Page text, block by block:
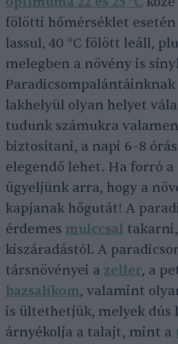
fölötti hőmérséklet esetén
lassul, 40 °C fölött leáll,
melegben a növény is
Paradicsompalántáinknak
lakhelyül olyan helyet
tudunk számukra
biztosítani, a napi 6–8
elegendő lehet. Ha forró
ügyeljünk arra, hogy a
kapjanak hőgutát! A
érdemes mulccsal
kiszáradástól. A
társnövényei a zeller, a
bazsalikom, valamint
is ültethetjük, melyek dús
árnyékolja a talajt, mint a